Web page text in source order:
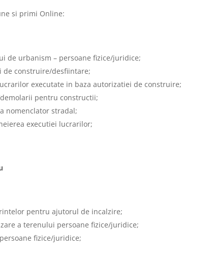
si primi Online:
de urbanism – persoane fizice/juridice;
de construire/desfiintare;
executate in baza autorizatiei de construire;
pentru constructii;
nomenclator stradal;
executiei lucrarilor;
pentru ajutorul de incalzire;
a terenului persoane fizice/juridice;
fizice/juridice;